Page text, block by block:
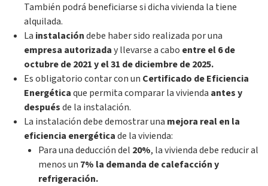
También podrá beneficiarse si dicha vivienda la tiene
alquilada.
La instalacióndebe haber sido realizada por una
empresa autorizaday llevarse a cabo entre el 6 de
octubre de 2021 y el 31 de diciembre de 2025.
Es obligatorio contar con un Certificado de Eficiencia
Energéticaque permita comparar la vivienda antes y
despuésde la instalación.
La instalación debe demostrar una mejora real en la
eficiencia energéticade la vivienda:
Para una deducción del 20%, la vivienda debe reducir al
menos un 7% la demanda de calefacción y
refrigeración.